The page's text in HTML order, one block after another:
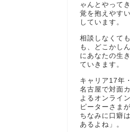
ゃんとやって
覚を抱えやす
しています。
相談しなくて
も、どこかし
にあなたの生
ていきます。
キャリア17年
名古屋で対面
よるオンライ
ピーターさま
ちなみに口癖
あるよね」。